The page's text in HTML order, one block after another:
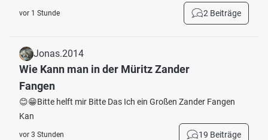
vor 1 Stunde 2 Beiträge
Jonas.2014
Wie Kann man in der Müritz Zander
Fangen
😊😁Bitte helft mir Bitte Das Ich ein Großen Zander Fangen
Kan
vor 3 Stunden 19 Beiträge